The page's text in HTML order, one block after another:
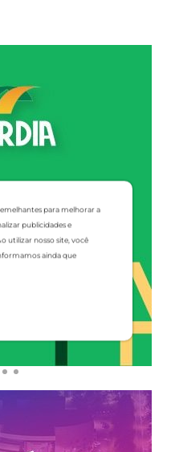
para melhorar a
publicidades e
utilizar nosso site, você
ainda que